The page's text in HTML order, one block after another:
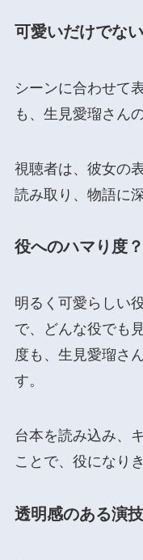
可愛いだけでな
シーンに合わせて
も、生見愛瑠さん
視聴者は、彼女の
読み取り、物語に
役へのハマり度？
明るく可愛らしい
で、どんな役でも
度も、生見愛瑠さ
す。
台本を読み込み、
ことで、役になり
透明感のある演技